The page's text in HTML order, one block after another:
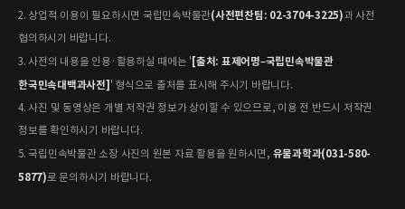
2. 상업적 이용이 필요하시면 국립민속박물관(사전편찬팀: 02-3704-3225)과 사전
협의하시기 바랍니다.
3. 사전의 내용을 인용·활용하실 때에는 ' [출처: 표제어명–국립민속박물관
한국민속대백과사전] ' 형식으로 출처를 표시해 주시기 바랍니다.
4. 사진 및 동영상은 개별 저작권 정보가 상이할 수 있으므로, 이용 전 반드시 저작권
정보를 확인하시기 바랍니다.
5. 국립민속박물관 소장 사진의 원본 자료 활용을 원하시면, 유물과학과(031-580-
5877)로 문의하시기 바랍니다.